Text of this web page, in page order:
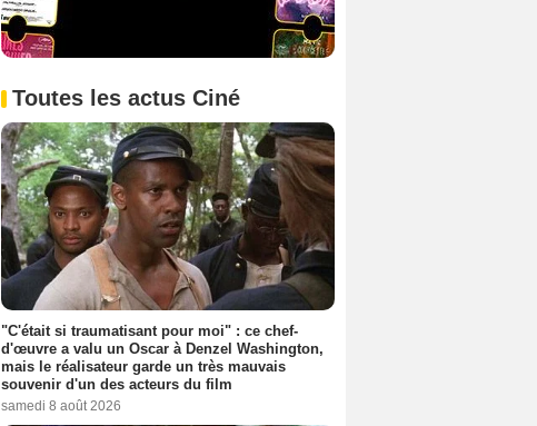
Toutes les actus Ciné
"C'était si traumatisant pour moi" : ce chef-
d'œuvre a valu un Oscar à Denzel Washington,
mais le réalisateur garde un très mauvais
souvenir d'un des acteurs du film
samedi 8 août 2026